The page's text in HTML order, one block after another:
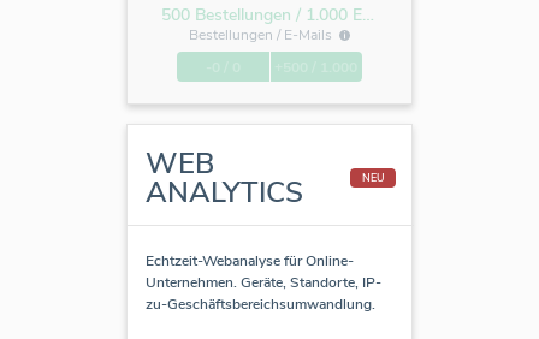
500 Bestellungen / 1.000 E-Mails
Bestellungen /E-Mails
WEB
ANALYTICS NEU
Echtzeit-Webanalyse für Online-
Unternehmen. Geräte, Standorte, IP-
zu-Geschäftsbereichsumwandlung.